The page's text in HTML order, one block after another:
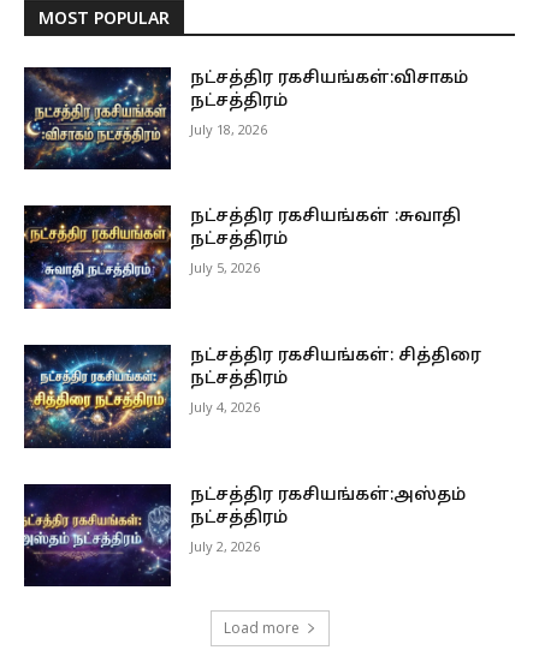
MOST POPULAR
நட்சத்திர ரகசியங்கள்:விசாகம்
நட்சத்திரம்
July 18, 2026
நட்சத்திர ரகசியங்கள் :சுவாதி
நட்சத்திரம்
July 5, 2026
நட்சத்திர ரகசியங்கள்: சித்திரை
நட்சத்திரம்
July 4, 2026
நட்சத்திர ரகசியங்கள்:அஸ்தம்
நட்சத்திரம்
July 2, 2026
Load more